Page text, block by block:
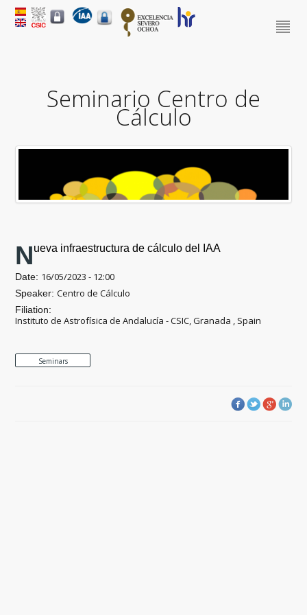
Seminario Centro de
Cálculo
Nueva infraestructura de cálculo del IAA
Date: 16/05/2023 - 12:00
Speaker:Centro de Cálculo
Filiation:
Instituto de Astrofísica de Andalucía - CSIC, Granada , Spain
Seminars